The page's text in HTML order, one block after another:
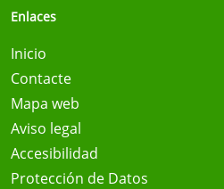
Enlaces
Inicio
Contacte
Mapa web
Aviso legal
Accesibilidad
Protección de Datos